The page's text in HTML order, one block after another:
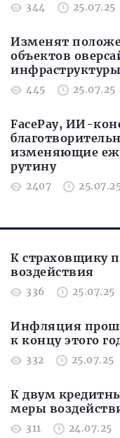
344 25.07.25
Изменят
объектов
инфраструктуры
445 25.07.25
FacePay, ИИ-
изменяющие
рутину
2407
К страховщику
воздействия
336 25.07.25
Инфляция
к концу этого
332 25.07.25
К двум
меры
311 24.07.25